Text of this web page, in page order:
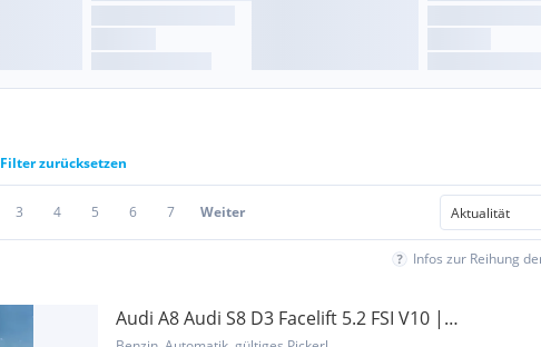
Filter zurücksetzen
3 4 5 6 7 Weiter
Infos zur Reihung
Audi A8 Audi S8 D3 Facelift 5.2 FSI V10 |